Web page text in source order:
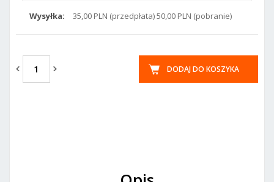
Wysyłka: 35,00 PLN (przedpłata) 50,00 PLN (pobranie)
DODAJ DO KOSZYKA